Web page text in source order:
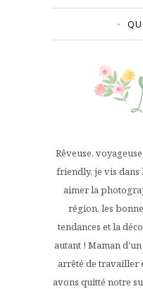
Rêveuse,
friendly, je vis dans
aimer la
région, les
tendances et la
autant ! Maman
arrêté de travailler
avons quitté notre